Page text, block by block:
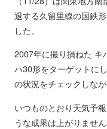
退する久留里線の国鉄
した。
2007年に撮り損ねた キ
ハ30形をターゲットに
の状況をチェックしな
いつものとおり天気予
うな成果は上がりませ